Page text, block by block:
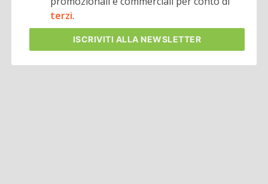
terzi.
ISCRIVITI ALLA NEWSLETTER